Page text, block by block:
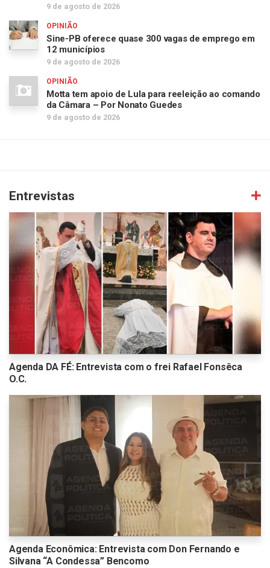
9 de agosto de 2026
OPINIÃO
Sine-PB oferece quase 300 vagas de emprego em
12 municípios
9 de agosto de 2026
OPINIÃO
Motta tem apoio de Lula para reeleição ao comando
da Câmara – Por Nonato Guedes
9 de agosto de 2026
Entrevistas
Agenda DA FÉ: Entrevista com o frei Rafael Fonsêca
O.C.
Agenda Econômica: Entrevista com Don Fernando e
Silvana “A Condessa” Bencomo